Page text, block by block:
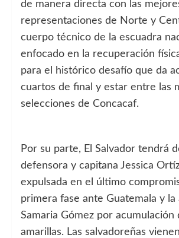
de manera directa con las
representaciones de Norte y
cuerpo técnico de la escuadra
enfocado en la recuperación
para el histórico desafío que da
cuartos de final y estar entre las
selecciones de Concacaf.
Por su parte, El Salvador tendrá
defensora y capitana Jessica
expulsada en el último
primera fase ante Guatemala y la
Samaria Gómez por acumulación
amarillas. Las salvadoreñas